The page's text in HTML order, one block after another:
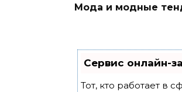
Мода и модные
Сервис онлайн-
Тот, кто работает в